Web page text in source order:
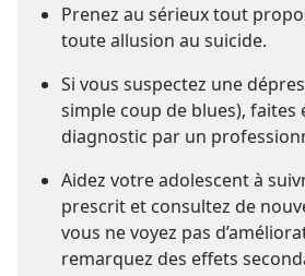
Prenez au sérieux tout
toute allusion au suicide.
Si vous suspectez une
simple coup de blues), faites
diagnostic par un
Aidez votre adolescent à
prescrit et consultez de
vous ne voyez pas
remarquez des effets